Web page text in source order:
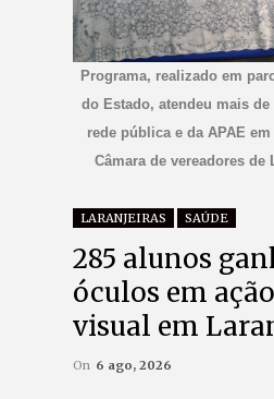
Programa, realizado em
do Estado, atendeu mais
rede pública e da APAE
Câmara de vereadores de
LARANJEIRAS SAÚDE
285 alunos
óculos em
visual em
On 6 ago, 2026